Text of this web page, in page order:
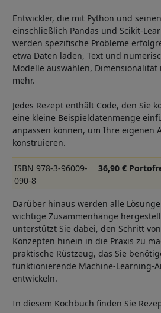
Entwickler, die mit Python und
einschließlich Pandas und Scikit-
werden spezifische Probleme
etwa Daten laden, Text und
Modelle auswählen,
mehr.
Jedes Rezept enthält Code, den Sie
eine kleine Beispieldatenmenge
anpassen können, um Ihre eigenen
konstruieren.
ISBN 978-3-96009-
090-8
36,90 €
Darüber hinaus werden alle
wichtige Zusammenhänge
unterstützt Sie dabei, den Schritt
Konzepten hinein in die Praxis zu
praktische Rüstzeug, das Sie
funktionierende Machine-Learning-
entwickeln.
In diesem Kochbuch finden Sie